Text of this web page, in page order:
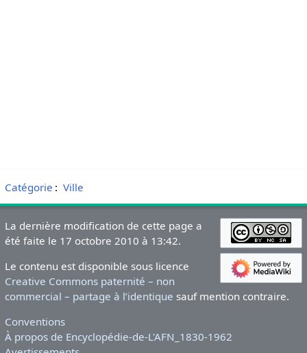
Catégorie : Ville
La dernière modification de cette page a
été faite le 17 octobre 2010 à 13:42.
Le contenu est disponible sous licence
Creative Commons paternité – non
commercial – partage à l’identique sauf mention contraire.
Conventions
À propos de Encyclopédie-de-L'AFN_1830-1962